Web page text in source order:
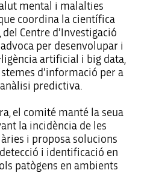
mental i malalties
coordina la científica
del Centre d’Investigació
advoca per desenvolupar i
artificial i big data,
d’informació per a
predictiva.
el comité manté la seua
la incidència de les
i proposa solucions
i identificació en
patògens en ambients